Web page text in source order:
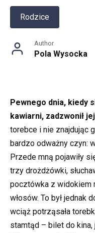
Rodzice
Author
Pola Wysocka
Pewnego dnia, kiedy
kawiarni, zadzwonił
torebce i nie znajdując
bardzo odważny czyn:
Przede mną pojawiły
trzy drożdżówki,
pocztówka z widokiem
włosów. To był jednak
wciąż potrząsała
stamtąd – bilet do kina,